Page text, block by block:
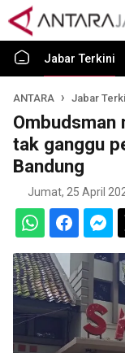
Jabar Terkini
ANTARA Jabar
Ombudsman
tak ganggu
Bandung
Jumat, 25 April